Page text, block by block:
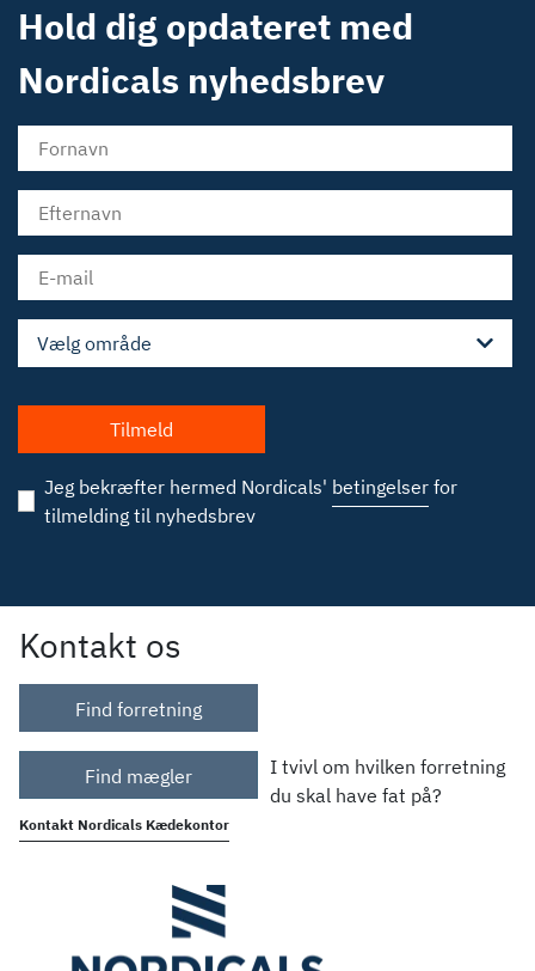
Hold dig opdateret med
Nordicals nyhedsbrev
Vælg område
Tilmeld
Jeg bekræfter hermed Nordicals' betingelser for
tilmelding til nyhedsbrev
Kontakt os
Find forretning
Find mægler
I tvivl om hvilken forretning
du skal have fat på?
Kontakt Nordicals Kædekontor